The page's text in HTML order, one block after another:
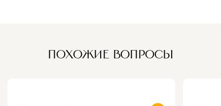
ПОХОЖИЕ ВОПРОСЫ